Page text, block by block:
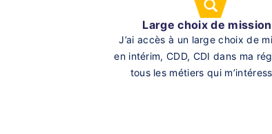
Large choix de
J’ai accès à un large choix de
en intérim, CDD, CDI dans ma
tous les métiers qui